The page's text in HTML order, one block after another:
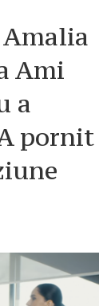
Ami
a
pornit